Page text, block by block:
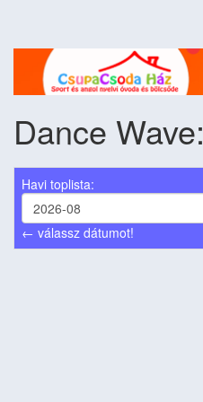
Dance Wave:
Havi toplista:
← válassz dátumot!